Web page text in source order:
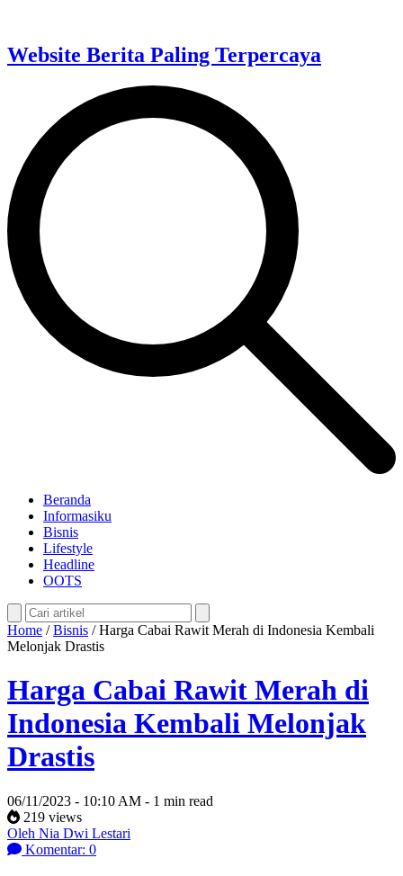
Website Berita Paling Terpercaya
Beranda
Informasiku
Bisnis
Lifestyle
Headline
OOTS
Home /Bisnis /Harga Cabai Rawit Merah di Indonesia Kembali
Melonjak Drastis
Harga Cabai Rawit Merah di
Indonesia Kembali Melonjak
Drastis
06/11/2023 - 10:10 AM - 1 min read
219 views
Oleh Nia Dwi Lestari
Komentar: 0